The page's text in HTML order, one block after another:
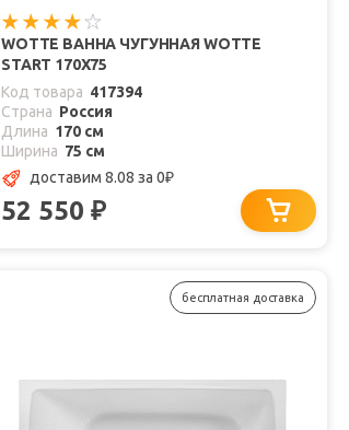
WOTTE ВАННА ЧУГУННАЯ WOTTE
START 170Х75
Код товара 417394
Страна Россия
Длина 170 см
Ширина 75 см
доставим 8.08 за 0₽
52 550 ₽
бесплатная доставка